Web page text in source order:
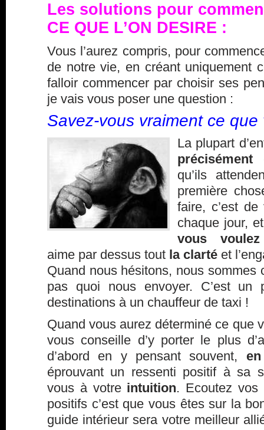
Les solutions pour
CE QUE L’ON DESIRE :
Vous l’aurez compris, pour
de notre vie, en créant uniquement
falloir commencer par choisir ses
je vais vous poser une question :
Savez-vous vraiment ce
La plupart
précisément
qu’ils
première
faire, c’est
chaque jour,
vous
aime par dessus tout la clarté et
Quand nous hésitons, nous sommes
pas quoi nous envoyer. C’est un
destinations à un chauffeur de taxi !
Quand vous aurez déterminé ce que
vous conseille d’y porter le plus
d’abord en y pensant souvent,
éprouvant un ressenti positif à sa
vous à votreintuition. Ecoutez vos
positifs c’est que vous êtes sur la
guide intérieur sera votre meilleur